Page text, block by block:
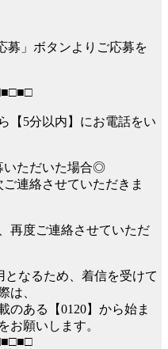
募」ボタンよりご応募を
【5分以内】にお電話をい
いただいた場合◎
連絡させていただきま
再度ご連絡させていただ
となるため、着信を受けて
は、
のある【0120】から始ま
お願いします。